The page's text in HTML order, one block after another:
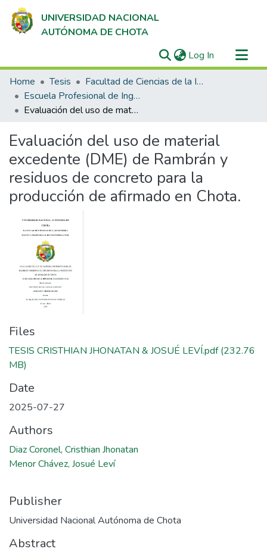
UNIVERSIDAD NACIONAL
AUTÓNOMA DE CHOTA
Log In (current)
Communities & Collections
All of DSpace
Statistics
Home Tesis
Facultad de Ciencias de la Ingeniería
Escuela Profesional de Ingeniería Civil
Evaluación del uso de material excedente (DME) de Rambrán y residuos de concreto para la producción de afirmado en Chota.
Evaluación del uso de material
excedente (DME) de Rambrán y
residuos de concreto para la
producción de afirmado en Chota.
Files
TESIS CRISTHIAN JHONATAN & JOSUÉ LEVÍ.pdf(232.76
MB)
Date
2025-07-27
Authors
Diaz Coronel, Cristhian Jhonatan
Menor Chávez, Josué Leví
Publisher
Universidad Nacional Autónoma de Chota
Abstract